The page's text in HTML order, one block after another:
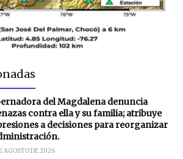
del Magdalena denuncia
contra ella y su familia; atribuye
a decisiones para reorganizar
AGOSTO DE 2026